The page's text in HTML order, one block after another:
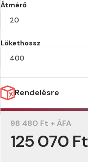
Átmérő
20
Lökethossz
400
Rendelésre
98 480 Ft + ÁFA
125 070 Ft